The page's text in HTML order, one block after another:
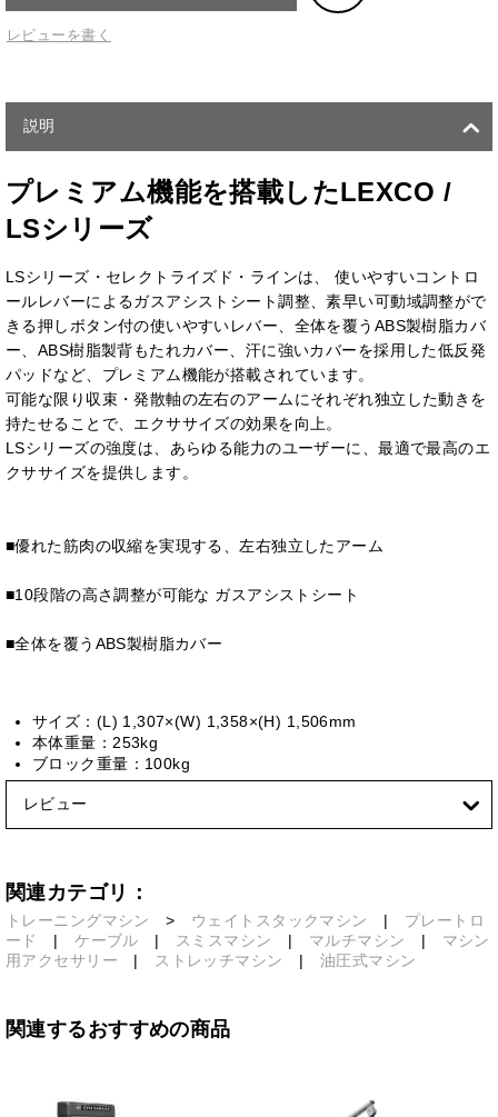
レビューを書く
説明
プレミアム機能を搭載したLEXCO /
LSシリーズ
LSシリーズ・セレクトライズド・ラインは、 使いやすいコントロ
ールレバーによるガスアシストシート調整、素早い可動域調整がで
きる押しボタン付の使いやすいレバー、全体を覆うABS製樹脂カバ
ー、ABS樹脂製背もたれカバー、汗に強いカバーを採用した低反発
パッドなど、プレミアム機能が搭載されています。
可能な限り収束・発散軸の左右のアームにそれぞれ独立した動きを
持たせることで、エクササイズの効果を向上。
LSシリーズの強度は、あらゆる能力のユーザーに、最適で最高のエ
クササイズを提供します。
■優れた筋肉の収縮を実現する、左右独立したアーム
■10段階の高さ調整が可能な ガスアシストシート
■全体を覆うABS製樹脂カバー
サイズ：(L) 1,307×(W) 1,358×(H) 1,506mm
本体重量：253kg
ブロック重量：100kg
レビュー
関連カテゴリ：
トレーニングマシン > ウェイトスタックマシン | プレートロ
ード
|ケーブル | スミスマシン | マルチマシン | マシン
用アクセサリー | ストレッチマシン | 油圧式マシン
関連するおすすめの商品